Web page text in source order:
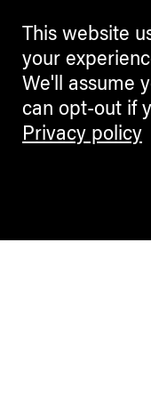
This website
your
We'll assume
can opt-out if
Privacy policy